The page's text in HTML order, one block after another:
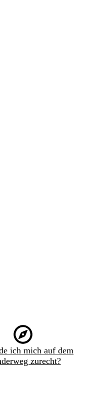
- Teil des
ich mich auf dem
zurecht?